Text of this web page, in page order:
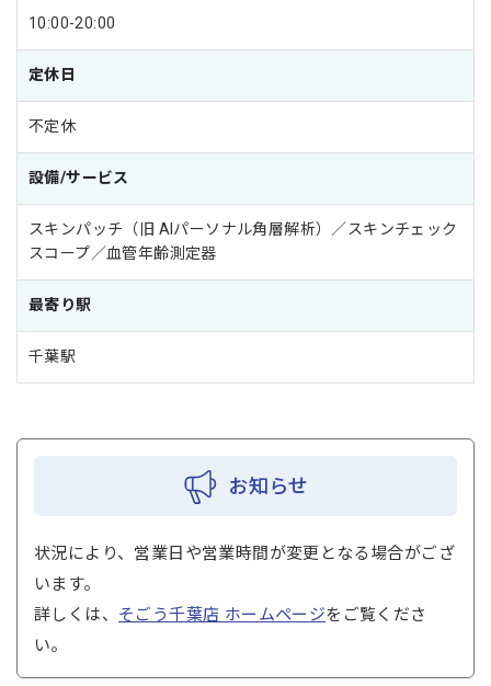
10:00-20:00
定休日
不定休
設備/サービス
スキンパッチ（旧 AIパーソナル角層解析）／スキンチェック
スコープ／血管年齢測定器
最寄り駅
千葉駅
お知らせ
状況により、営業日や営業時間が変更となる場合がござ
います。
詳しくは、 そごう千葉店 ホームページをご覧くださ
い。